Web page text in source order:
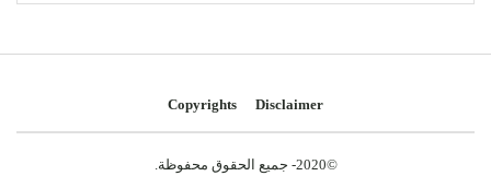
Disclaimer
Copyrights
©2020- جميع الحقوق محفوظة.